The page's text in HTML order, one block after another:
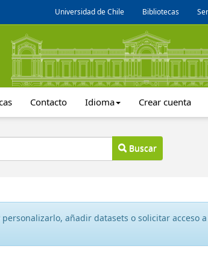
Universidad de Chile Bibliotecas
Contacto Idioma Crear cuenta
Buscar
añadir datasets o solicitar acceso